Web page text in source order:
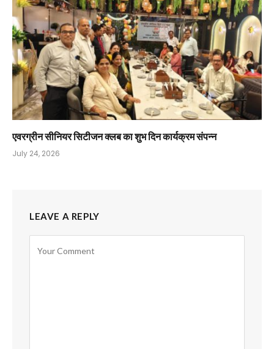
एवरग्रीन सीनियर सिटीजन क्लब का शुभ दिन कार्यक्रम संपन्न
July 24, 2026
LEAVE A REPLY